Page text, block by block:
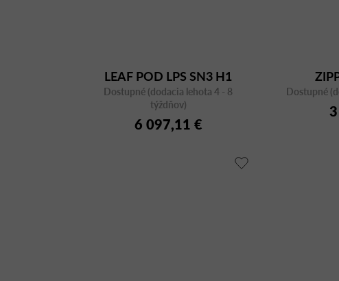
LEAF POD LPS SN3 H1
Dostupné (dodacia lehota 4 - 8
týždňov)
6 097,11 €
Dostupné